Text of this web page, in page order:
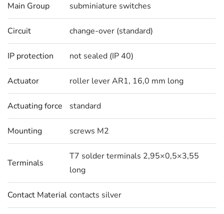
Main Group subminiature switches
Circuit change-over (standard)
IP protection not sealed (IP 40)
Actuator roller lever AR1, 16,0 mm long
Actuating force standard
Mounting screws M2
Terminals
T7 solder terminals 2,95×0,5×3,55
long
Contact Material contacts silver